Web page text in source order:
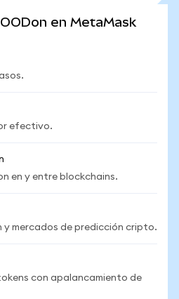
en MetaMask
efectivo.
en y entre blockchains.
y mercados de predicción cripto.
con apalancamiento de